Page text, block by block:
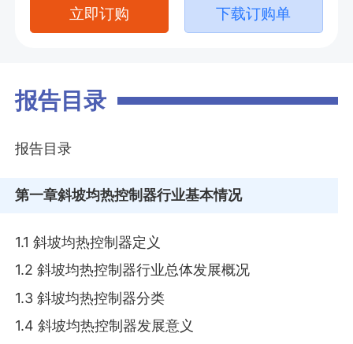
立即订购 下载订购单
报告目录
报告目录
第一章斜坡均热控制器行业基本情况
1.1 斜坡均热控制器定义
1.2 斜坡均热控制器行业总体发展概况
1.3 斜坡均热控制器分类
1.4 斜坡均热控制器发展意义